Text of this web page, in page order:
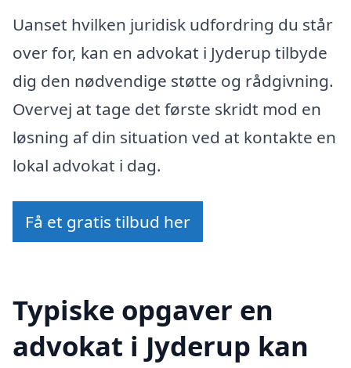
Uanset hvilken juridisk udfordring du står
over for, kan en advokat i Jyderup tilbyde
dig den nødvendige støtte og rådgivning.
Overvej at tage det første skridt mod en
løsning af din situation ved at kontakte en
lokal advokat i dag.
Få et gratis tilbud her
Typiske opgaver en
advokat i Jyderup kan